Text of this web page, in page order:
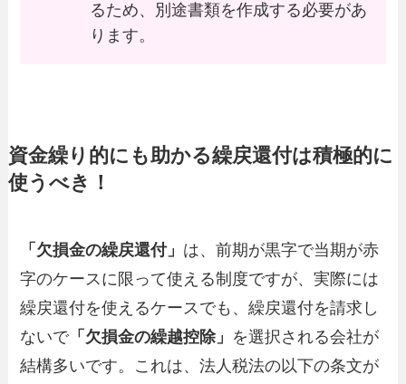
るため、別途書類を作成する必要があ
ります。
資金繰り的にも助かる繰戻還付は積極的に
使うべき！
「欠損金の繰戻還付」 は、前期が黒字で当期が赤
字のケースに限って使える制度ですが、実際には
繰戻還付を使えるケースでも、繰戻還付を請求し
ないで「欠損金の繰越控除」 を選択される会社が
結構多いです。これは、法人税法の以下の条文が